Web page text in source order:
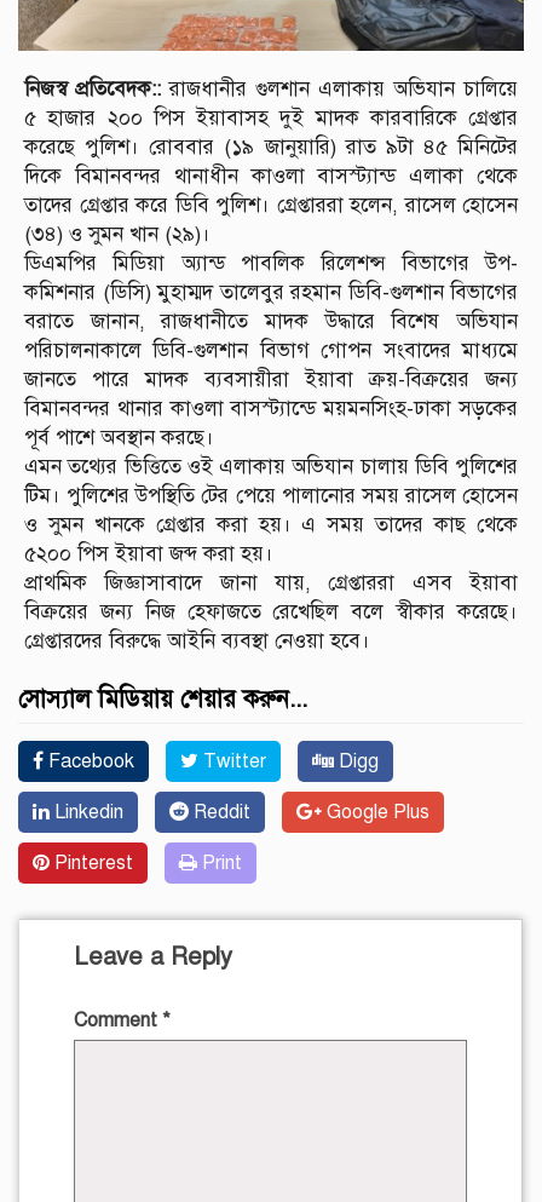
নিজস্ব প্রতিবেদক:: রাজধানীর গুলশান এলাকায় অভিযান চালিয়ে
৫ হাজার ২০০ পিস ইয়াবাসহ দুই মাদক কারবারিকে গ্রেপ্তার
করেছে পুলিশ। রোববার (১৯ জানুয়ারি) রাত ৯টা ৪৫ মিনিটের
দিকে বিমানবন্দর থানাধীন কাওলা বাসস্ট্যান্ড এলাকা থেকে
তাদের গ্রেপ্তার করে ডিবি পুলিশ। গ্রেপ্তাররা হলেন, রাসেল হোসেন
(৩৪) ও সুমন খান (২৯)।
ডিএমপির মিডিয়া অ্যান্ড পাবলিক রিলেশন্স বিভাগের উপ-
কমিশনার (ডিসি) মুহাম্মদ তালেবুর রহমান ডিবি-গুলশান বিভাগের
বরাতে জানান, রাজধানীতে মাদক উদ্ধারে বিশেষ অভিযান
পরিচালনাকালে ডিবি-গুলশান বিভাগ গোপন সংবাদের মাধ্যমে
জানতে পারে মাদক ব্যবসায়ীরা ইয়াবা ক্রয়-বিক্রয়ের জন্য
বিমানবন্দর থানার কাওলা বাসস্ট্যান্ডে ময়মনসিংহ-ঢাকা সড়কের
পূর্ব পাশে অবস্থান করছে।
এমন তথ্যের ভিত্তিতে ওই এলাকায় অভিযান চালায় ডিবি পুলিশের
টিম। পুলিশের উপস্থিতি টের পেয়ে পালানোর সময় রাসেল হোসেন
ও সুমন খানকে গ্রেপ্তার করা হয়। এ সময় তাদের কাছ থেকে
৫২০০ পিস ইয়াবা জব্দ করা হয়।
প্রাথমিক জিজ্ঞাসাবাদে জানা যায়, গ্রেপ্তাররা এসব ইয়াবা
বিক্রয়ের জন্য নিজ হেফাজতে রেখেছিল বলে স্বীকার করেছে।
গ্রেপ্তারদের বিরুদ্ধে আইনি ব্যবস্থা নেওয়া হবে।
সোস্যাল মিডিয়ায় শেয়ার করুন...
Facebook Twitter Digg
Linkedin Reddit Google Plus
Pinterest Print
Leave a Reply
Comment *